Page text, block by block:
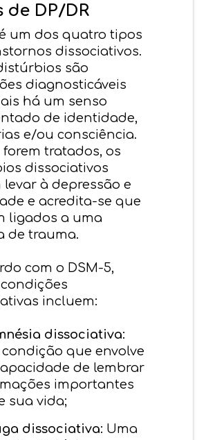
de DP/DR
é um dos quatro tipos
dissociativos.
são
diagnosticáveis
há um senso
de identidade,
e/ou consciência.
forem tratados, os
dissociativos
levar à depressão e
e acredita-se que
ligados a uma
de trauma.
com o DSM-5,
incluem:
dissociativa:
que envolve
de lembrar
importantes
sua vida;
dissociativa: Uma